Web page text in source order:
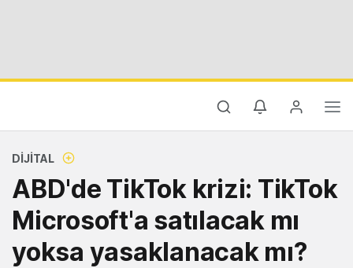
DIJITAL
ABD'de TikTok krizi: TikTok
Microsoft'a satılacak mı
yoksa yasaklanacak mı?